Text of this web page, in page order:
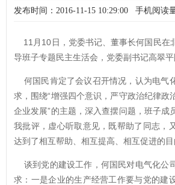
发布时间：2016-11-15 10:29:00 手机阅读
11月10日，党委书记、董事长何国民在
导班子专题民主生活会，党委副书记高翠平
何国民肯定了会议召开情况，认为电气
求，围绕“增强四个意识，严守政治纪律政
企业发展”的主题，深入查摆问题，班子成
我批评，虚心听取意见，既帮助了同志，
达到了相互帮助、相互提高、相互促进的目
谈到党的建设工作，何国民对电气化公
求：一是企业的生产经营工作要与党的建